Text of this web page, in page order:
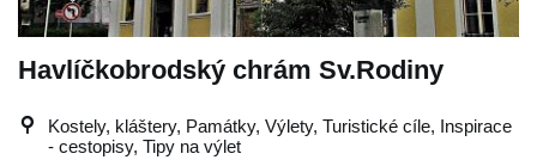
Havlíčkobrodský chrám Sv.Rodiny
Kostely, kláštery, Památky, Výlety, Turistické cíle, Inspirace
- cestopisy, Tipy na výlet